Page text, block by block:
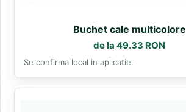
Buchet cale multicolore
de la 49.33 RON
Se confirma local in aplicatie.